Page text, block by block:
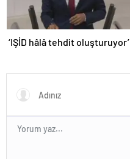
‘IŞİD hâlâ tehdit oluşturuyor’